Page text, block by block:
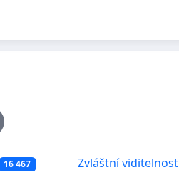
16 467 Zvláštní viditelnost